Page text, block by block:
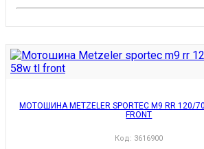
МОТОШИНА METZELER SPORTEC M9 RR 120/
FRONT
Код: 3616900